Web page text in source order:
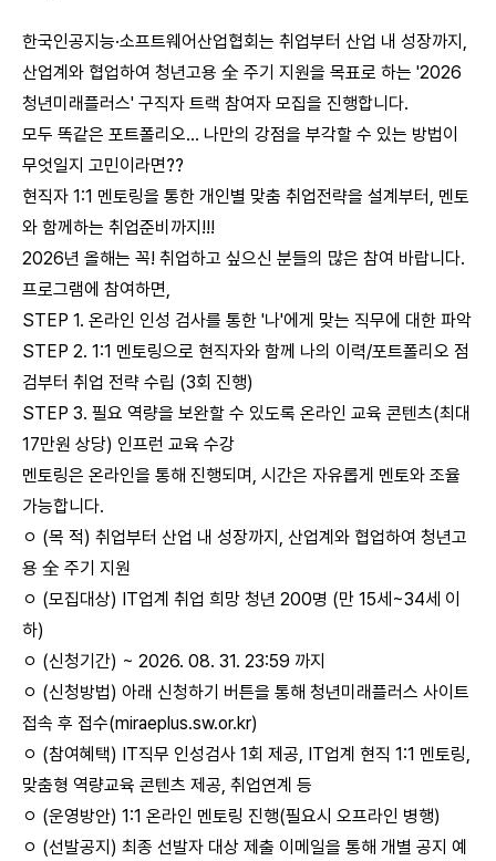
한국인공지능·소프트웨어산업협회는 취업부터 산업 내 성장까지,
산업계와 협업하여 청년고용 全 주기 지원을 목표로 하는 '2026
청년미래플러스' 구직자 트랙 참여자 모집을 진행합니다.
모두 똑같은 포트폴리오… 나만의 강점을 부각할 수 있는 방법이
무엇일지 고민이라면??
현직자 1:1 멘토링을 통한 개인별 맞춤 취업전략을 설계부터, 멘토
와 함께하는 취업준비까지!!!
2026년 올해는 꼭! 취업하고 싶으신 분들의 많은 참여 바랍니다.
프로그램에 참여하면,
STEP 1. 온라인 인성 검사를 통한 '나'에게 맞는 직무에 대한 파악
STEP 2. 1:1 멘토링으로 현직자와 함께 나의 이력/포트폴리오 점
검부터 취업 전략 수립 (3회 진행)
STEP 3. 필요 역량을 보완할 수 있도록 온라인 교육 콘텐츠(최대
17만원 상당) 인프런 교육 수강
멘토링은 온라인을 통해 진행되며, 시간은 자유롭게 멘토와 조율
가능합니다.
ㅇ (목 적) 취업부터 산업 내 성장까지, 산업계와 협업하여 청년고
용 全 주기 지원
ㅇ (모집대상) IT업계 취업 희망 청년 200명 (만 15세~34세 이
하)
ㅇ (신청기간) ~ 2026. 08. 31. 23:59 까지
ㅇ (신청방법) 아래 신청하기 버튼을 통해 청년미래플러스 사이트
접속 후 접수(miraeplus.sw.or.kr)
ㅇ (참여혜택) IT직무 인성검사 1회 제공, IT업계 현직 1:1 멘토링,
맞춤형 역량교육 콘텐츠 제공, 취업연계 등
ㅇ (운영방안) 1:1 온라인 멘토링 진행(필요시 오프라인 병행)
ㅇ (선발공지) 최종 선발자 대상 제출 이메일을 통해 개별 공지 예